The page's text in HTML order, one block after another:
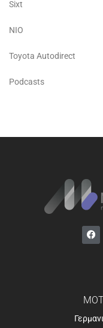
Sixt
NIO
Toyota Autodirect
Podcasts